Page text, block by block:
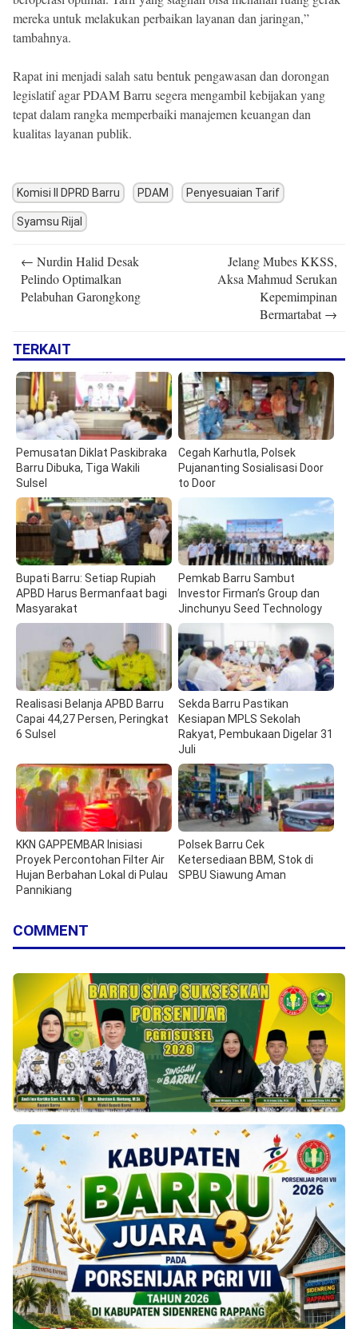
mereka untuk melakukan perbaikan layanan dan jaringan,”
tambahnya.
Rapat ini menjadi salah satu bentuk pengawasan dan dorongan
legislatif agar PDAM Barru segera mengambil kebijakan yang
tepat dalam rangka memperbaiki manajemen keuangan dan
kualitas layanan publik.
Komisi II DPRD Barru PDAM Penyesuaian Tarif
Syamsu Rijal
navigation
← Nurdin Halid Desak
Pelindo Optimalkan
Pelabuhan Garongkong
Jelang Mubes KKSS,
Aksa Mahmud Serukan
Kepemimpinan
Bermartabat→
TERKAIT
Pemusatan Diklat Paskibraka
Barru Dibuka, Tiga Wakili
Sulsel
Cegah Karhutla, Polsek
Pujananting Sosialisasi Door
to Door
Bupati Barru: Setiap Rupiah
APBD Harus Bermanfaat bagi
Masyarakat
Pemkab Barru Sambut
Investor Firman’s Group dan
Jinchunyu Seed Technology
Realisasi Belanja APBD Barru
Capai 44,27 Persen, Peringkat
6 Sulsel
Sekda Barru Pastikan
Kesiapan MPLS Sekolah
Rakyat, Pembukaan Digelar 31
Juli
KKN GAPPEMBAR Inisiasi
Proyek Percontohan Filter Air
Hujan Berbahan Lokal di Pulau
Pannikiang
Polsek Barru Cek
Ketersediaan BBM, Stok di
SPBU Siawung Aman
COMMENT